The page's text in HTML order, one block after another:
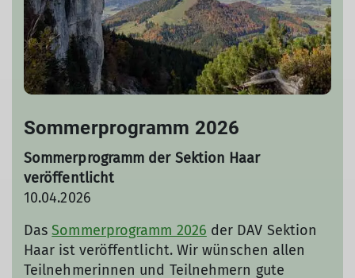
Sommerprogramm 2026
Sommerprogramm der Sektion Haar
veröffentlicht
10.04.2026
DasSommerprogramm 2026 der DAV Sektion
Haar ist veröffentlicht. Wir wünschen allen
Teilnehmerinnen und Teilnehmern gute